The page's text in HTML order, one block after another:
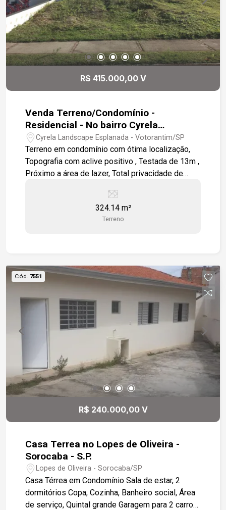
R$ 415.000,00 V
Venda Terreno/Condomínio -
Residencial - No bairro Cyrela
Landscape Esplanada
Cyrela Landscape Esplanada - Votorantim/SP
Terreno em condomínio com ótima localização,
Topografia com aclive positivo , Testada de 13m ,
Próximo a área de lazer, Total privacidade de
Rodovia João Leme dos Santos.
324.14 m²
Terreno
Cód. 7551
R$ 240.000,00 V
Casa Terrea no Lopes de Oliveira -
Sorocaba - S.P.
Lopes de Oliveira - Sorocaba/SP
Casa Térrea em Condomínio Sala de estar, 2
dormitórios Copa, Cozinha, Banheiro social, Área
de serviço, Quintal grande Garagem para 2 carros.